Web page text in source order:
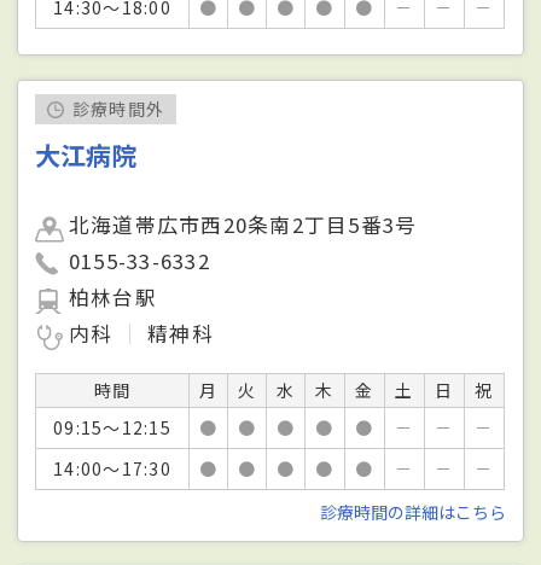
14:30～18:00 ● ● ● ● ● － － －
診療時間外
大江病院
北海道帯広市西20条南2丁目5番3号
0155-33-6332
柏林台駅
内科
精神科
時間 月 火 水 木 金 土 日
祝
09:15～12:15
● ● ● ● ● － －
－
14:00～17:30
● ● ● ● ● － －
－
診療時間の詳細はこちら